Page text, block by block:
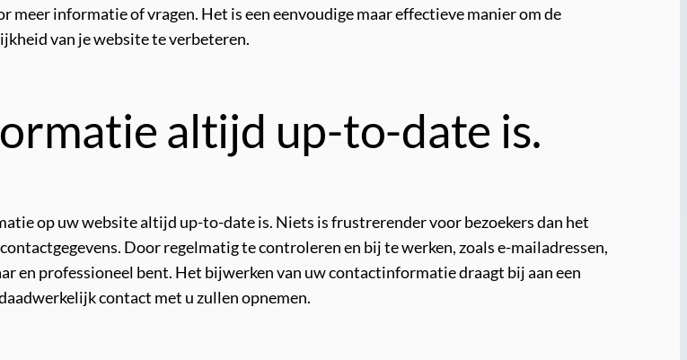
meer informatie of vragen. Het is een eenvoudige maar effectieve manier om de
van je website te verbeteren.
altijd up-to-date is.
op uw website altijd up-to-date is. Niets is frustrerender voor bezoekers dan het
Door regelmatig te controleren en bij te werken, zoals e-mailadressen,
en professioneel bent. Het bijwerken van uw contactinformatie draagt bij aan een
contact met u zullen opnemen.